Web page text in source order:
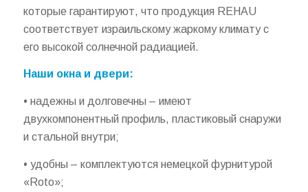
которые гарантируют, что продукция REHAU
соответствует израильскому жаркому климату с
его высокой солнечной радиацией.
Наши окна и двери:
• надежны и долговечны – имеют
двухкомпонентный профиль, пластиковый снаружи
и стальной внутри;
• удобны – комплектуются немецкой фурнитурой
«Roto»;